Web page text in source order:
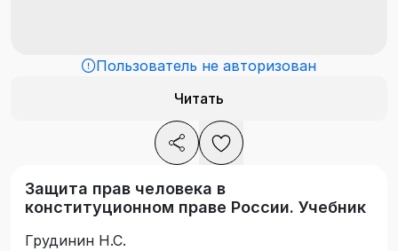
Пользователь не авторизован
Читать
Защита прав человека в
конституционном праве России. Учебник
Грудинин Н.С.